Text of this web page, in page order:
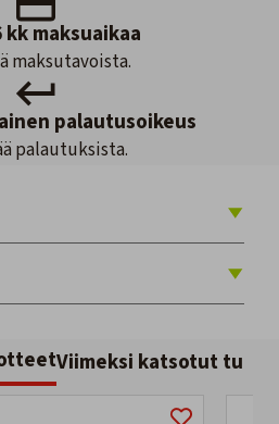
kk maksuaikaa
maksutavoista.
palautusoikeus
palautuksista.
Viimeksi katsotut